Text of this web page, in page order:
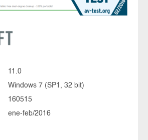
11.0
Windows 7 (SP1, 32 bit)
160515
ene-feb/2016